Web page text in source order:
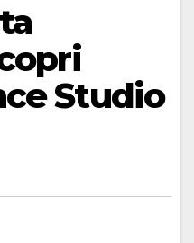
Studio